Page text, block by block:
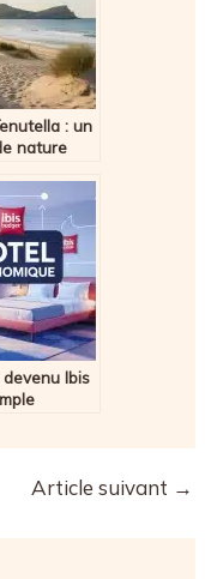
: un
nature
Ibis
Article suivant →